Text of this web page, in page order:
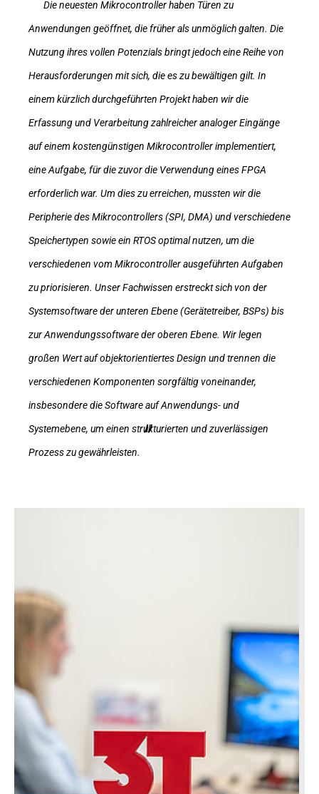
Die neuesten Mikrocontroller haben Türen zu
Anwendungen geöffnet, die früher als unmöglich galten. Die
Nutzung ihres vollen Potenzials bringt jedoch eine Reihe von
Herausforderungen mit sich, die es zu bewältigen gilt. In
einem kürzlich durchgeführten Projekt haben wir die
Erfassung und Verarbeitung zahlreicher analoger Eingänge
auf einem kostengünstigen Mikrocontroller implementiert,
eine Aufgabe, für die zuvor die Verwendung eines FPGA
erforderlich war. Um dies zu erreichen, mussten wir die
Peripherie des Mikrocontrollers (SPI, DMA) und verschiedene
Speichertypen sowie ein RTOS optimal nutzen, um die
verschiedenen vom Mikrocontroller ausgeführten Aufgaben
zu priorisieren. Unser Fachwissen erstreckt sich von der
Systemsoftware der unteren Ebene (Gerätetreiber, BSPs) bis
zur Anwendungssoftware der oberen Ebene. Wir legen
großen Wert auf objektorientiertes Design und trennen die
verschiedenen Komponenten sorgfältig voneinander,
insbesondere die Software auf Anwendungs- und
Systemebene, um einen strukturierten und zuverlässigen
Prozess zu gewährleisten.